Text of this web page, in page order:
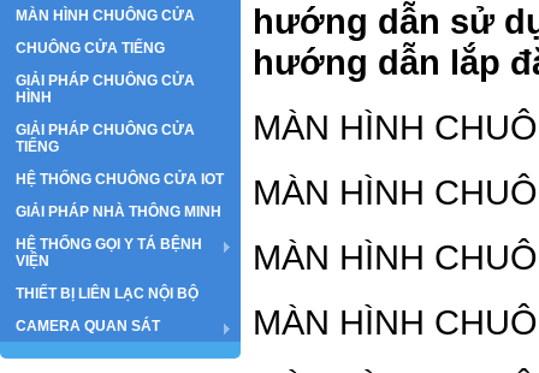
MÀN HÌNH CHUÔNG CỬA
CHUÔNG CỬA TIẾNG
GIẢI PHÁP CHUÔNG CỬA
HÌNH
GIẢI PHÁP CHUÔNG CỬA
TIẾNG
HỆ THỐNG CHUÔNG CỬA IOT
GIẢI PHÁP NHÀ THÔNG MINH
HỆ THỐNG GỌI Y TÁ BỆNH
VIỆN
THIẾT BỊ LIÊN LẠC NỘI BỘ
CAMERA QUAN SÁT
hướng dẫn sử
hướng dẫn lắp
MÀN HÌNH
MÀN HÌNH
MÀN HÌNH
MÀN HÌNH